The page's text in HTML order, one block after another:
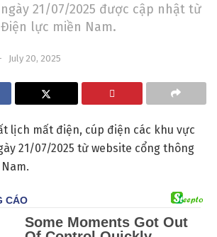
21/07/2025 được cập nhật từ
lực miền Nam.
July 20, 2025
lịch mất điện, cúp điện các khu vực
21/07/2025 từ website cổng thông